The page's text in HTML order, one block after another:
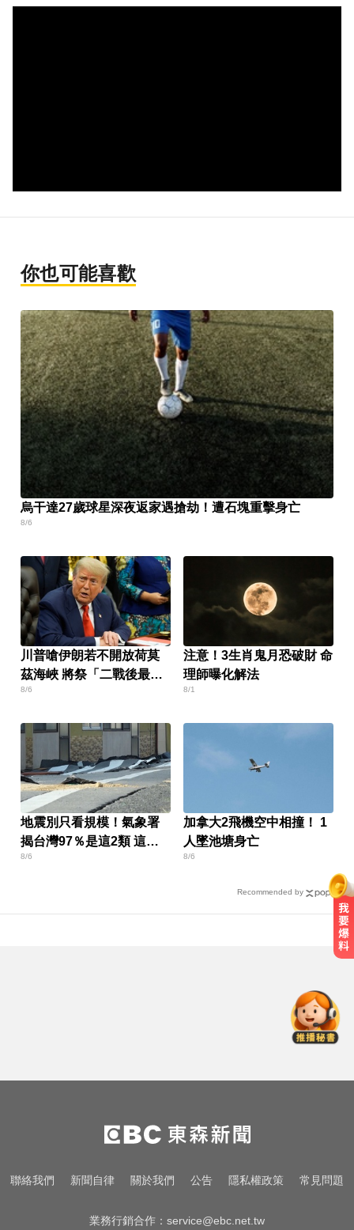
你也可能喜歡
烏干達27歲球星深夜返家遇搶劫！遭石塊重擊身亡
8/6
川普嗆伊朗若不開放荷莫
茲海峽 將祭「二戰後最大
攻擊」
8/6
注意！3生肖鬼月恐破財 命
理師曝化解法
8/1
地震別只看規模！氣象署
揭台灣97％是這2類 這種
破壞力更大
8/6
加拿大2飛機空中相撞！ 1
人墜池塘身亡
8/6
Recommended by
是老公爺爺帶回房磨蹭 氣炸提告
兩大外送平台：城鎮韌性演習區域
暫停配送服務
醫起看／20歲男私密處驚見「白刺
聯絡我們 新聞自律 關於我們 公告 隱私權政策 常見問題
業務行銷合作： service@ebc.net.tw